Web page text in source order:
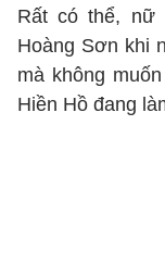
Rất có thể, nữ
Hoàng Sơn khi
mà không
Hiền Hồ đang